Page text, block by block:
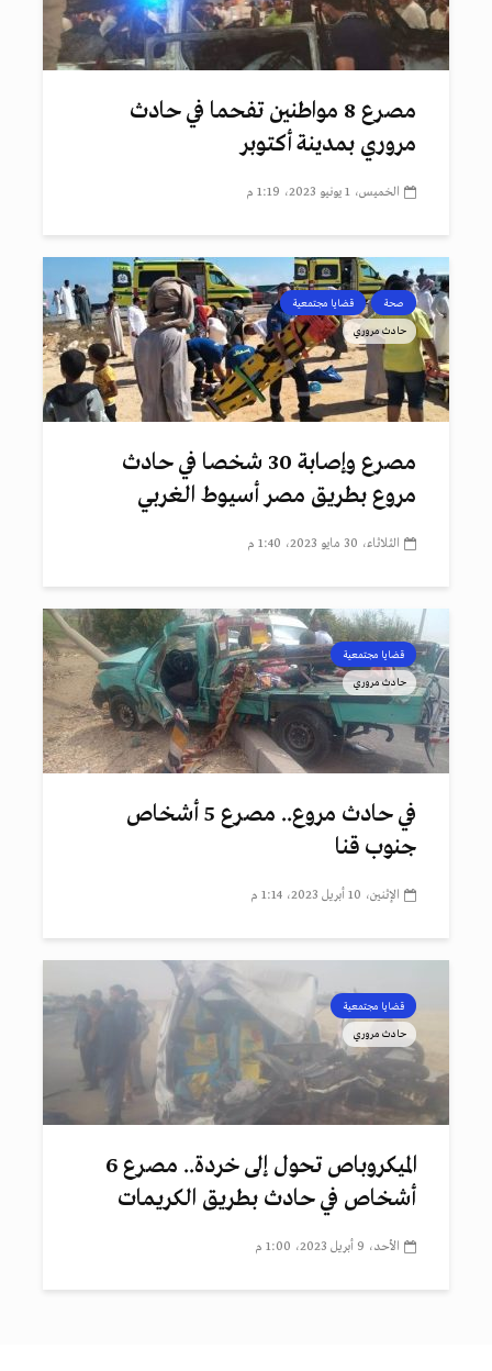
مصرع 8 مواطنين تفحما في حادث
مروري بمدينة أكتوبر
الخميس، 1 يونيو 2023، 1:19 م
صحة قضايا مجتمعية
حادث مروري
مصرع وإصابة 30 شخصا في حادث
مروع بطريق مصر أسيوط الغربي
الثلاثاء، 30 مايو 2023، 1:40 م
قضايا مجتمعية
حادث مروري
في حادث مروع.. مصرع 5 أشخاص
جنوب قنا
الإثنين، 10 أبريل 2023، 1:14 م
قضايا مجتمعية
حادث مروري
الميكروباص تحول إلى خردة.. مصرع 6
أشخاص في حادث بطريق الكريمات
الأحد، 9 أبريل 2023، 1:00 م